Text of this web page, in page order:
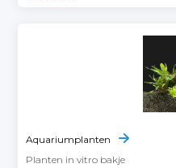
Aquariumplanten
Planten in vitro bakje